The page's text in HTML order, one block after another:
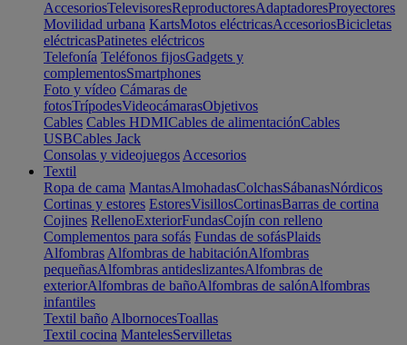
AccesoriosTelevisoresReproductoresAdaptadoresProyectores
Movilidad urbana KartsMotos eléctricasAccesoriosBicicletas
eléctricasPatinetes eléctricos
Telefonía Teléfonos fijosGadgets y
complementosSmartphones
Foto y vídeo Cámaras de
fotosTrípodesVideocámarasObjetivos
Cables Cables HDMICables de alimentaciónCables
USBCables Jack
Consolas y videojuegos Accesorios
Textil
Ropa de cama MantasAlmohadasColchasSábanasNórdicos
Cortinas y estores EstoresVisillosCortinasBarras de cortina
Cojines RellenoExteriorFundasCojín con relleno
Complementos para sofás Fundas de sofásPlaids
Alfombras Alfombras de habitaciónAlfombras
pequeñasAlfombras antideslizantesAlfombras de
exteriorAlfombras de bañoAlfombras de salónAlfombras
infantiles
Textil baño AlbornocesToallas
Textil cocina MantelesServilletas